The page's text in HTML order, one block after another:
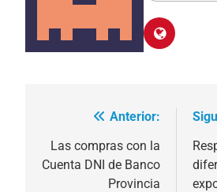
Navegación
de
entradas
Anterior:
Las compras con la
Cuenta DNI de Banco
Provincia